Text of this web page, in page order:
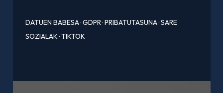
DATUEN BABESA·GDPR·PRIBATUTASUNA·SARE
SOZIALAK·TIKTOK